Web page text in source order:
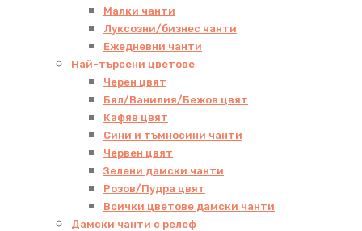
Малки чанти
Луксозни/бизнес чанти
Ежедневни чанти
Най-търсени цветове
Черен цвят
Бял/Ванилия/Бежов цвят
Кафяв цвят
Сини и тъмносини чанти
Червен цвят
Зелени дамски чанти
Розов/Пудра цвят
Всички цветове дамски чанти
Дамски чанти с релеф